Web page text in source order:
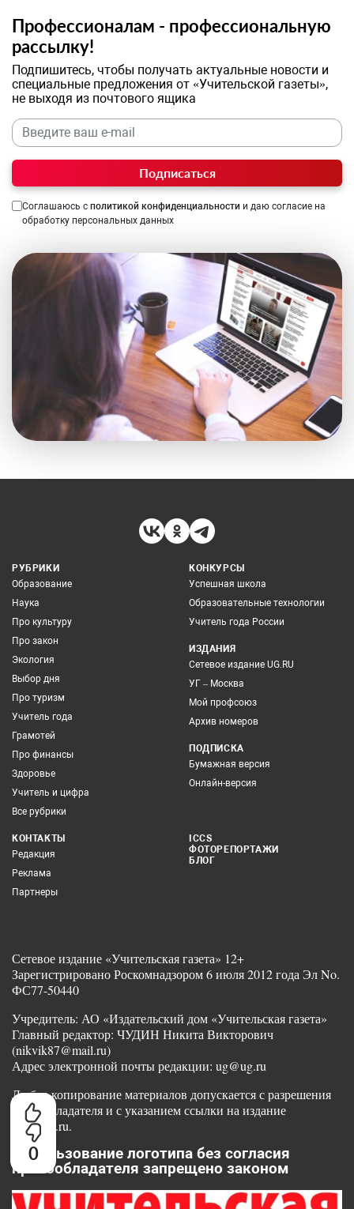
0
Профессионалам - профессиональную
рассылку!
Подпишитесь, чтобы получать актуальные новости и
специальные предложения от «Учительской газеты»,
не выходя из почтового ящика
Подписаться
Соглашаюсь с политикой конфиденциальности и даю согласие на
обработку персональных данных
РУБРИКИ
Образование
Наука
Про культуру
Про закон
Экология
Выбор дня
Про туризм
Учитель года
Грамотей
Про финансы
Здоровье
Учитель и цифра
Все рубрики
КОНКУРСЫ
Успешная школа
Образовательные технологии
Учитель года России
ИЗДАНИЯ
Сетевое издание UG.RU
УГ – Москва
Мой профсоюз
Архив номеров
ПОДПИСКА
Бумажная версия
Онлайн-версия
КОНТАКТЫ
Редакция
Реклама
Партнеры
ICCS
ФОТОРЕПОРТАЖИ
БЛОГ
Сетевое издание «Учительская газета» 12+
Зарегистрировано Роскомнадзором 6 июля 2012 года Эл No.
ФС77-50440
Учредитель: АО «Издательский дом «Учительская газета»
Главный редактор: ЧУДИН Никита Викторович
(nikvik87@mail.ru)
Адрес электронной почты редакции: ug@ug.ru
Любое копирование материалов допускается с разрешения
правообладателя и с указанием ссылки на издание
www.ug.ru.
Использование логотипа без согласия
правообладателя запрещено законом